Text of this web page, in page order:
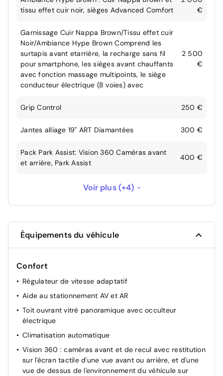
tissu effet cuir noir, sièges Advanced Comfort
€
Garnissage Cuir Nappa Brown/Tissu effet cuir
Noir/Ambiance Hype Brown Comprend les
surtapis avant etarrière, la recharge sans fil
pour smartphone, les sièges avant chauffants
avec fonction massage multipoints, le siège
conducteur électrique (8 voies) avec
2 500
€
Grip Control 250 €
Jantes alliage 19" ART Diamantées 300 €
Pack Park Assist: Vision 360 Caméras avant
et arrière, Park Assist
400 €
Projecteurs Full LED
Recharge sans fil pour smartphone 150 €
Roue de secours galette
Voir plus (+4)
Équipements du véhicule
Confort
Régulateur de vitesse adaptatif
Aide au stationnement AV et AR
Toit ouvrant vitré panoramique avec occulteur
électrique
Climatisation automatique
Vision 360 : caméras avant et de recul avec restitution
sur l'écran tactile d'une vue avant ou arrière, et d'une
vue de dessus de l'environnement du véhicule sur